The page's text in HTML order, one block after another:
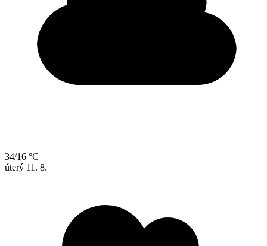
34/16 °C
úterý 11. 8.